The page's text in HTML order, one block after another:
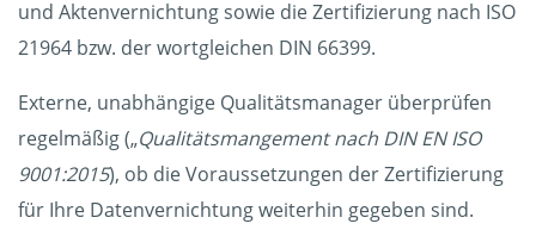
und Aktenvernichtung sowie die Zertifizierung nach ISO
21964 bzw. der wortgleichen DIN 66399.
Externe, unabhängige Qualitätsmanager überprüfen
regelmäßig („Qualitätsmangement nach DIN EN ISO
9001:2015), ob die Voraussetzungen der Zertifizierung
für Ihre Datenvernichtung weiterhin gegeben sind.